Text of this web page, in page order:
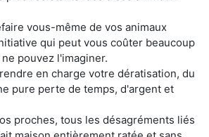
vous-même de vos animaux
qui peut vous coûter beaucoup
pouvez l'imaginer.
en charge votre dératisation, du
pure perte de temps, d'argent et
proches, tous les désagréments liés